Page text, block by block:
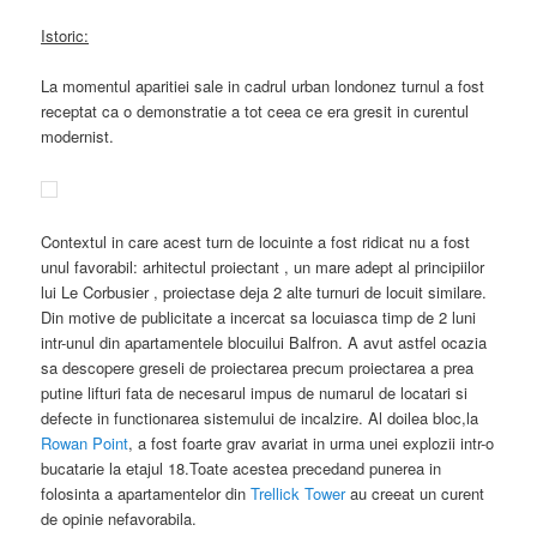
Istoric:
La momentul aparitiei sale in cadrul urban londonez turnul a fost
receptat ca o demonstratie a tot ceea ce era gresit in curentul
modernist.
Contextul in care acest turn de locuinte a fost ridicat nu a fost
unul favorabil: arhitectul proiectant , un mare adept al principiilor
lui Le Corbusier , proiectase deja 2 alte turnuri de locuit similare.
Din motive de publicitate a incercat sa locuiasca timp de 2 luni
intr-unul din apartamentele blocuilui Balfron. A avut astfel ocazia
sa descopere greseli de proiectarea precum proiectarea a prea
putine lifturi fata de necesarul impus de numarul de locatari si
defecte in functionarea sistemului de incalzire. Al doilea bloc,la
Rowan Point, a fost foarte grav avariat in urma unei explozii intr-o
bucatarie la etajul 18.Toate acestea precedand punerea in
folosinta a apartamentelor din Trellick Towerau creeat un curent
de opinie nefavorabila.